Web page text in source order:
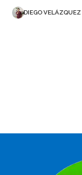
DIEGO VELÁZQUEZ